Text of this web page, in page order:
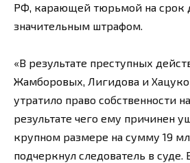
РФ, карающей тюрьмой на срок
значительным штрафом.
«В результате преступных
Жамборовых, Лигидова и
утратило право собственности
результате чего ему причинен
крупном размере на сумму 19
подчеркнул следователь в суде.